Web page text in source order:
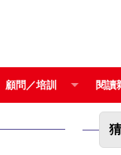
顧問／培訓 閱讀